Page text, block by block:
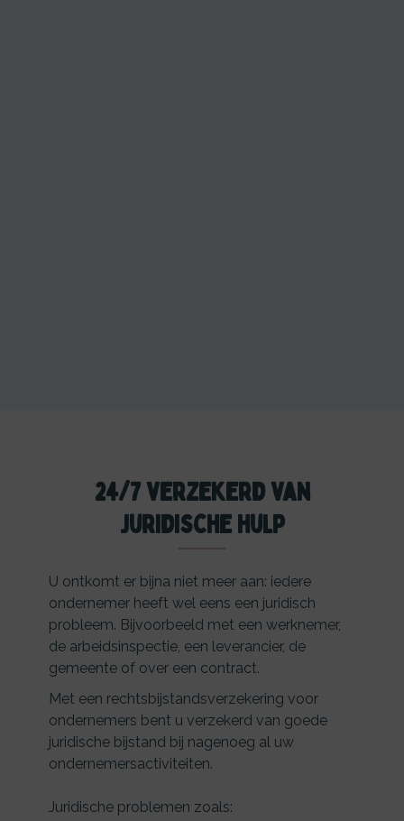
24/7 verzekerd van
juridische hulp
U ontkomt er bijna niet meer aan: iedere
ondernemer heeft wel eens een juridisch
probleem. Bijvoorbeeld met een werknemer,
de arbeidsinspectie, een leverancier, de
gemeente of over een contract.
Met een rechtsbijstandsverzekering voor
ondernemers bent u verzekerd van goede
juridische bijstand bij nagenoeg al uw
ondernemersactiviteiten.
Juridische problemen zoals: